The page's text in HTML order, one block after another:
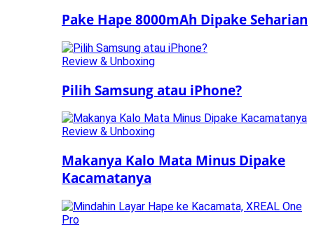
Pake Hape 8000mAh Dipake Seharian
Review & Unboxing
Pilih Samsung atau iPhone?
Review & Unboxing
Makanya Kalo Mata Minus Dipake
Kacamatanya